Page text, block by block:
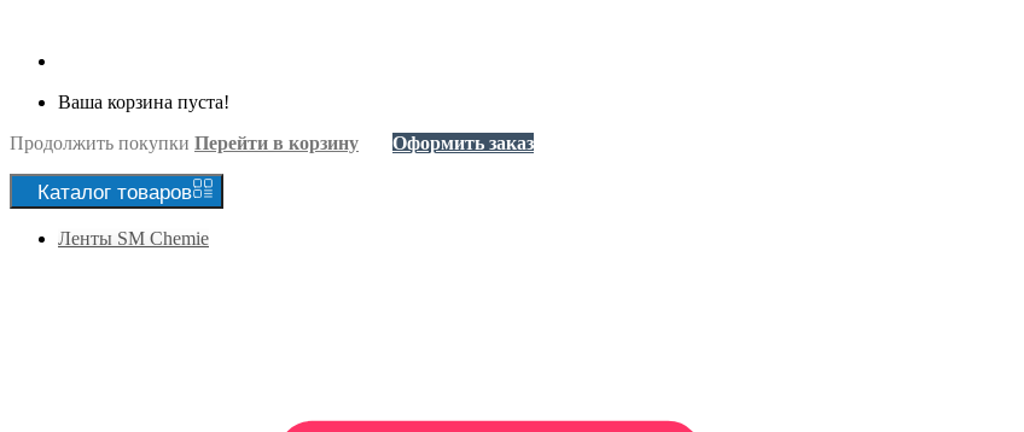
Ваша корзина пуста!
Продолжить покупки Перейти в корзину Оформить заказ
Каталог товаров
Ленты SM Chemie